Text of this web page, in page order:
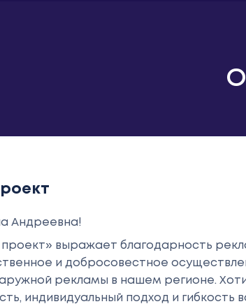
Андреевна!
выражает благодарность
и добросовестное
рекламы в нашем регионе.
индивидуальный подход и гибкость